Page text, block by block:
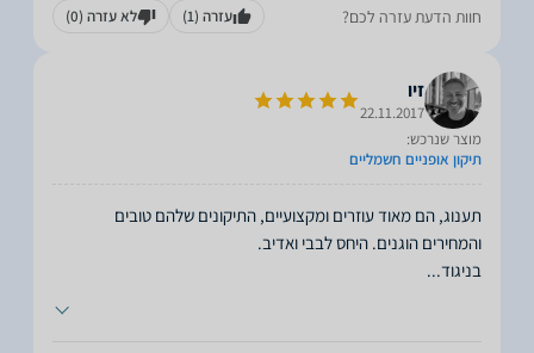
חוות הדעת עזרה לכם? עזרה (1) לא עזרה (0)
זיו
22.11.2017
מוצר שנרכש:
תיקון אופניים חשמליים
תענוג, הם מאוד עוזרים ומקצועיים, התיקונים שלהם טובים
בניגוד...